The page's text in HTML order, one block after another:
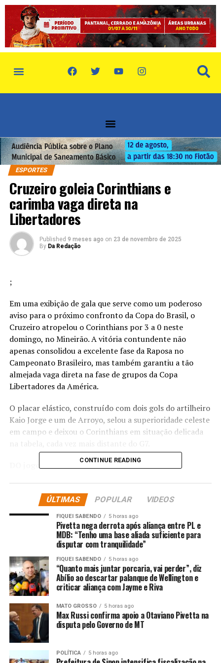
ESPORTES
Cruzeiro goleia Corinthians e
carimba vaga direta na
Libertadores
Published 9 meses ago on 23 de novembro de 2025
By Da Redação
;
Em uma exibição de gala que serve como um poderoso
aviso para o próximo confronto da Copa do Brasil, o
Cruzeiro atropelou o Corinthians por 3 a 0 neste
domingo, no Mineirão. A vitória contundente não
apenas consolidou a excelente fase da Raposa no
Campeonato Brasileiro, mas também garantiu a tão
almejada vaga direta na fase de grupos da Copa
Libertadores da América.
O placar elástico, construído com dois gols do artilheiro
Kaio Jorge e um de Arroyo, selou a superioridade celeste
em campo e deixou o Corinthians em situação delicada
DO jogo
Desde os primeiros minutos, o Cruzeiro impôs seu ritmo
e dominou as ações. A Raposa, atuando com intensidade
25 minutos, após boa jogada e defesa de Felipe Longo,
Kaio Jorge aproveitou o rebote e abriu o placar,
incendiando a torcida cruzeirense. O time mineiro
seguiu pressionando e, aos 33, Lucas Silva quase ampliou
com um chute perigoso.
No segundo tempo, a superioridade cruzeirense se
traduziu rapidamente em mais gols. Aos três minutos,
Kaio Jorge, novamente oportunista, balançou as redes
pela segunda vez. Não satisfeito, o Cruzeiro consolidou a
goleada aos 18 minutos: em um contra-ataque
fulminante, Kaio Jorge serviu Arroyo, que invadiu a área
CONTINUE READING
ÚLTIMAS POPULAR VIDEOS
FIQUEI SABENDO 5 horas ago
Pivetta nega derrota após aliança entre PL e
MDB: “Tenho uma base aliada suficiente para
disputar com tranquilidade”
FIQUEI SABENDO 5 horas ago
“Quanto mais juntar porcaria, vai perder”, diz
Abílio ao descartar palanque de Wellington e
criticar aliança com Jayme e Riva
MATO GROSSO 5 horas ago
Max Russi confirma apoio a Otaviano Pivetta na
disputa pelo Governo de MT
POLÍTICA 5 horas ago